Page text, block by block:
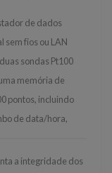
de dados
sem fios ou LAN
sondas Pt100
memória de
pontos, incluindo
de data/hora,
a integridade dos